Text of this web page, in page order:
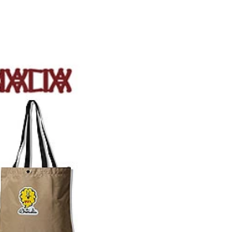
glamb – 映画「スター・
ウォーズ／マンダロリア
ン・アンド・グローグー」カ
プセルコレクション